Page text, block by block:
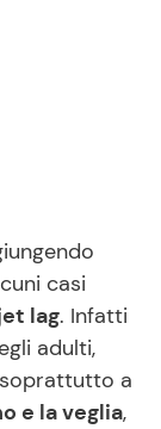
casi
lag. Infatti
adulti,
a
e la veglia,